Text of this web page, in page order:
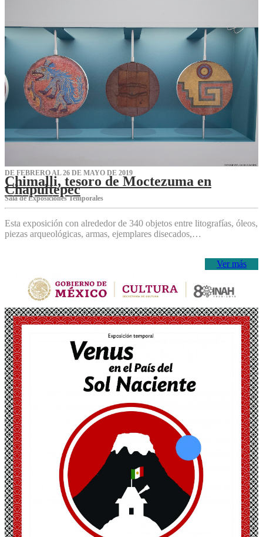
DE FEBRERO AL 26 DE MAYO DE 2019
Chimalli, tesoro de Moctezuma en
Chapultepec
Sala de Exposiciones Temporales
Esta exposición con alrededor de 340 objetos entre litografías, óleos,
piezas arqueológicas, armas, ejemplares disecados,…
Ver más